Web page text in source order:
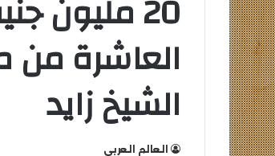
20 مليون
العاشرة من
الشيخ زايد
العالم العربي